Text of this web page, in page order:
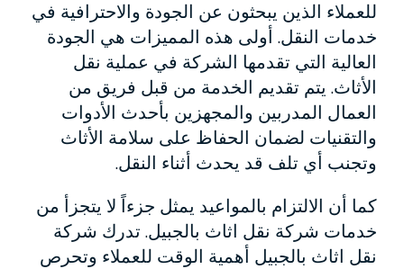
للعملاء الذين يبحثون عن الجودة والاحترافية في
خدمات النقل. أولى هذه المميزات هي الجودة
العالية التي تقدمها الشركة في عملية نقل
الأثاث. يتم تقديم الخدمة من قبل فريق من
العمال المدربين والمجهزين بأحدث الأدوات
والتقنيات لضمان الحفاظ على سلامة الأثاث
وتجنب أي تلف قد يحدث أثناء النقل.
كما أن الالتزام بالمواعيد يمثل جزءاً لا يتجزأ من
خدمات شركة نقل اثاث بالجبيل. تدرك شركة
نقل اثاث بالجبيل أهمية الوقت للعملاء وتحرص